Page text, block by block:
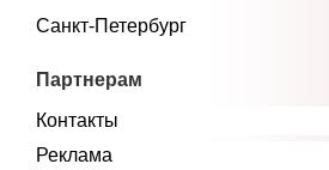
Санкт-Петербург
Партнерам
Контакты
Реклама